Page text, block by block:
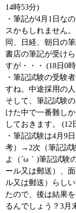
14時53分)
・筆記が4月1日な
スかもしれません
同、日経、朝日の
書店の筆記が受け
すが・・・ (18日0
・筆記試験の受験
すね。中途採用の
そして、筆記試験
けた中で一番難し
しておきます。 (12
・筆記試験は4月9
考）→2次（筆記試
よ（´ω｀)筆記試験
ール又は郵送）、
ル又は郵送）らし
たので、後は結果
るんでしょう？3月